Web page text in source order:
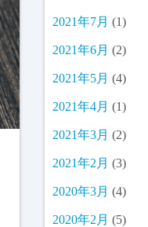
2021年7月 (1)
2021年6月 (2)
2021年5月 (4)
2021年4月 (1)
2021年3月 (2)
2021年2月 (3)
2020年3月 (4)
2020年2月 (5)